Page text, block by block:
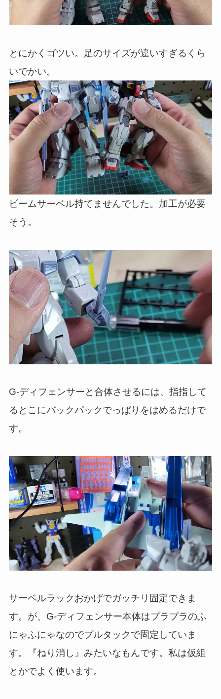
とにかくゴツい。足のサイズが違いすぎるくら
いでかい。
ビームサーベル持てませんでした。加工が必要
そう。
G-ディフェンサーと合体させるには、指指して
るとこにバックパックでっぱりをはめるだけで
す。
サーベルラックおかげでガッチリ固定できま
す。が、G-ディフェンサー本体はプラプラのふ
にゃふにゃなのでプルタックで固定していま
す。『ねり消し』みたいなもんです。私は仮組
とかでよく使います。